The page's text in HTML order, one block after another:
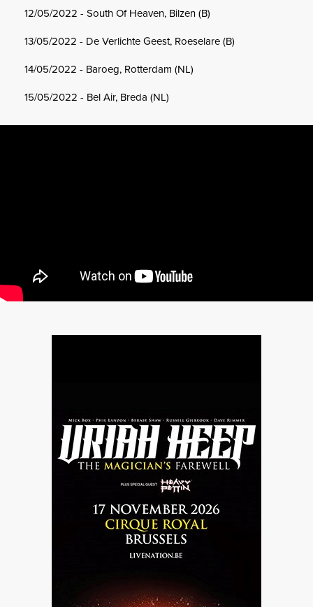
12/05/2022 - South Of Heaven, Bilzen (B)
13/05/2022 - De Verlichte Geest, Roeselare (B)
14/05/2022 - Baroeg, Rotterdam (NL)
15/05/2022 - Bel Air, Breda (NL)